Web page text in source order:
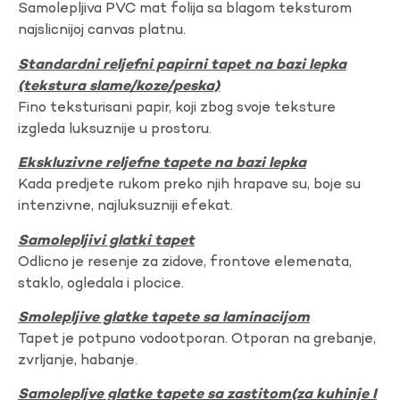
Samolepljiva PVC mat folija sa blagom teksturom
najslicnijoj canvas platnu.
Standardni reljefni papirni tapet na bazi lepka
(tekstura slame/koze/peska)
Fino teksturisani papir, koji zbog svoje teksture
izgleda luksuznije u prostoru.
Ekskluzivne reljefne tapete na bazi lepka
Kada predjete rukom preko njih hrapave su, boje su
intenzivne, najluksuzniji efekat.
Samolepljivi glatki tapet
Odlicno je resenje za zidove, frontove elemenata,
staklo, ogledala i plocice.
Smolepljive glatke tapete sa laminacijom
Tapet je potpuno vodootporan. Otporan na grebanje,
zvrljanje, habanje.
Samolepljve glatke tapete sa zastitom(za kuhinje I